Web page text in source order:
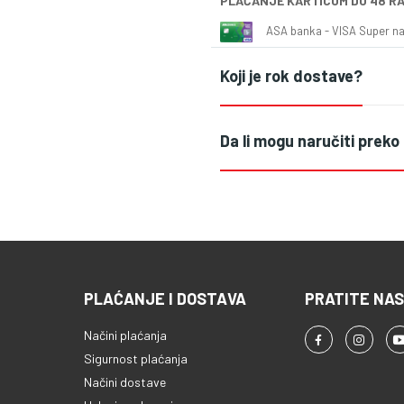
ASA banka - VISA Super
Koji je rok dostave?
Da li mogu naručiti
PLAĆANJE I DOSTAVA
Načini plaćanja
Sigurnost plaćanja
Načini dostave
PRATITE NAS